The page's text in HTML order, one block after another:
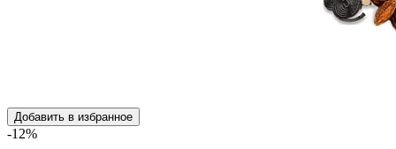
Добавить в избранное
-12%